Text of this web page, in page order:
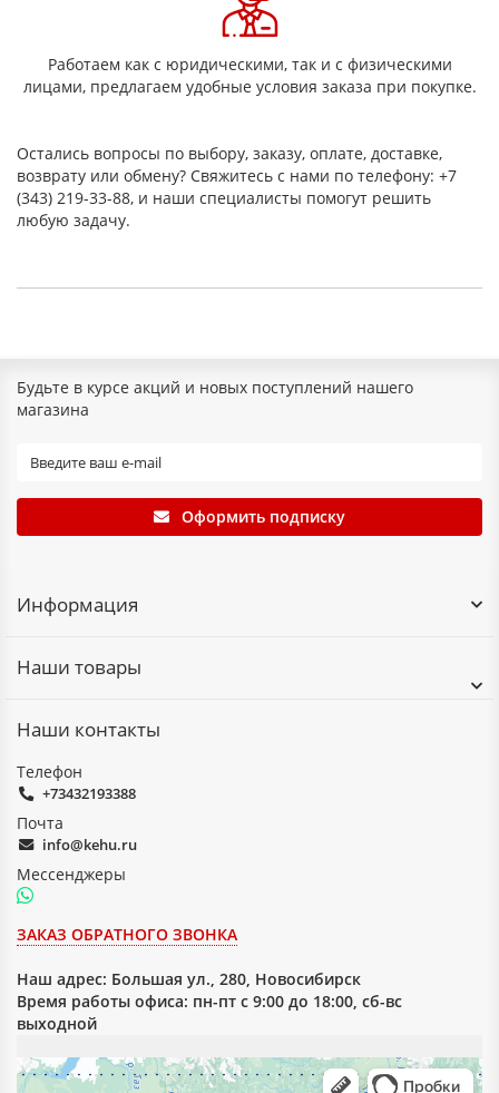
Работаем как с юридическими, так и с физическими
лицами, предлагаем удобные условия заказа при покупке.
Остались вопросы по выбору, заказу, оплате, доставке,
возврату или обмену? Свяжитесь с нами по телефону: +7
(343) 219-33-88, и наши специалисты помогут решить
любую задачу.
Будьте в курсе акций и новых поступлений нашего
магазина
Оформить подписку
Информация
Наши товары
Наши контакты
Телефон
+73432193388
Почта
info@kehu.ru
Мессенджеры
ЗАКАЗ ОБРАТНОГО ЗВОНКА
Наш адрес: Большая ул., 280, Новосибирск
Время работы офиса: пн-пт с 9:00 до 18:00, сб-вс
выходной